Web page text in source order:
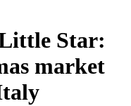
Star:
market